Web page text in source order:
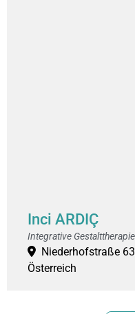
Inci ARDIÇ
Integrative Gestalttherapie
Niederhofstraße
Österreich